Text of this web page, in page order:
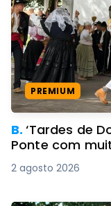
PREMIUM
B.‘Tardes de
Ponte com
2 agosto 2026